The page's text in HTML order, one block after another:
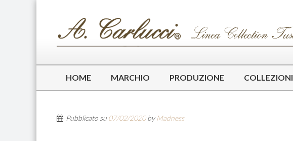
HOME MARCHIO PRODUZIONE COLLEZIONI
Pubblicato su 07/02/2020by Madness